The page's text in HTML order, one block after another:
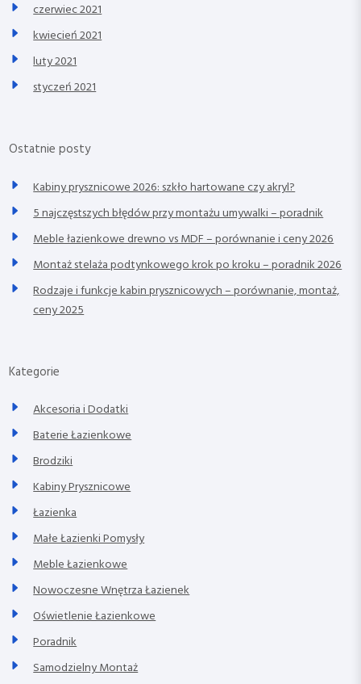
czerwiec 2021
kwiecień 2021
luty 2021
styczeń 2021
Ostatnie posty
Kabiny prysznicowe 2026: szkło hartowane czy akryl?
5 najczęstszych błędów przy montażu umywalki – poradnik
Meble łazienkowe drewno vs MDF – porównanie i ceny 2026
Montaż stelaża podtynkowego krok po kroku – poradnik 2026
Rodzaje i funkcje kabin prysznicowych – porównanie, montaż,
ceny 2025
Kategorie
Akcesoria i Dodatki
Baterie Łazienkowe
Brodziki
Kabiny Prysznicowe
Łazienka
Małe Łazienki Pomysły
Meble Łazienkowe
Nowoczesne Wnętrza Łazienek
Oświetlenie Łazienkowe
Poradnik
Samodzielny Montaż